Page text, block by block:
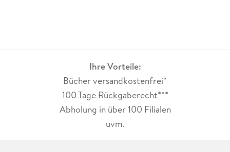
Ihre Vorteile:
Bücher versandkostenfrei*
100 Tage Rückgaberecht***
Abholung in über 100 Filialen
uvm.